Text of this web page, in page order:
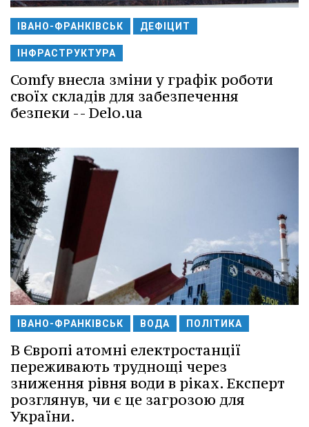
ІВАНО-ФРАНКІВСЬК ДЕФІЦИТ
ІНФРАСТРУКТУРА
Comfy внесла зміни у графік роботи
своїх складів для забезпечення
безпеки -- Delo.ua
ІВАНО-ФРАНКІВСЬК ВОДА ПОЛІТИКА
В Європі атомні електростанції
переживають труднощі через
зниження рівня води в ріках. Експерт
розглянув, чи є це загрозою для
України.